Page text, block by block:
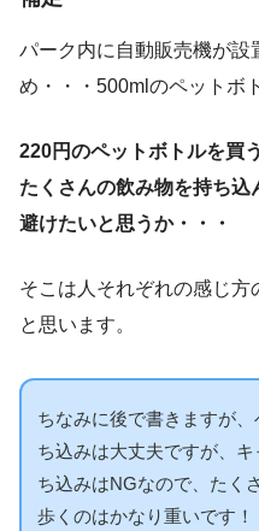
パーク内に自動販売機が設
め・・・500mlのペットボ
220円のペットボトルを買
たくさんの飲み物を持ち
避けたいと思うか・・・
そこは人それぞれの感じ方
と思います。
ちなみに後で書きますが
ち込みは大丈夫ですが、
ち込みはNGなので、たく
歩くのはかなり重いです！